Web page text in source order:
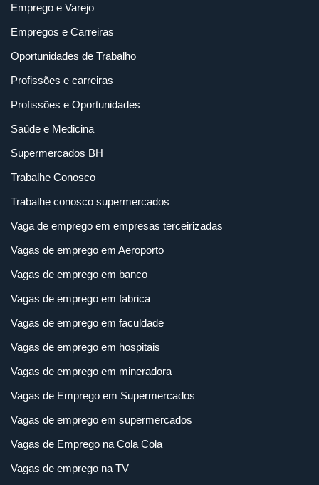
Emprego e Varejo
Empregos e Carreiras
Oportunidades de Trabalho
Profissões e carreiras
Profissões e Oportunidades
Saúde e Medicina
Supermercados BH
Trabalhe Conosco
Trabalhe conosco supermercados
Vaga de emprego em empresas terceirizadas
Vagas de emprego em Aeroporto
Vagas de emprego em banco
Vagas de emprego em fabrica
Vagas de emprego em faculdade
Vagas de emprego em hospitais
Vagas de emprego em mineradora
Vagas de Emprego em Supermercados
Vagas de emprego em supermercados
Vagas de Emprego na Cola Cola
Vagas de emprego na TV